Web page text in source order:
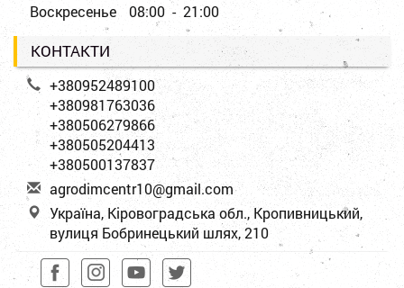
Воскресенье
08:00 - 21:00
КОНТАКТИ
+380952489100
+380981763036
+380506279866
+380505204413
+380500137837
agrodimcentr10@gmail.com
Україна, Кіровоградська обл., Кропивницький,
вулиця Бобринецький шлях, 210